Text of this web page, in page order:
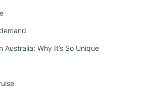
Australia: Why It’s So Unique